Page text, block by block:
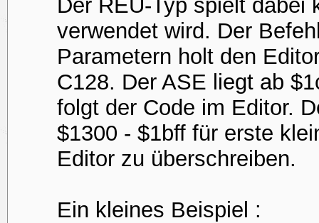
Der REU-Typ spielt dabei
verwendet wird. Der
Parametern holt den
C128. Der ASE liegt ab
folgt der Code im Editor.
$1300 - $1bff für erste
Editor zu überschreiben.
Ein kleines Beispiel :